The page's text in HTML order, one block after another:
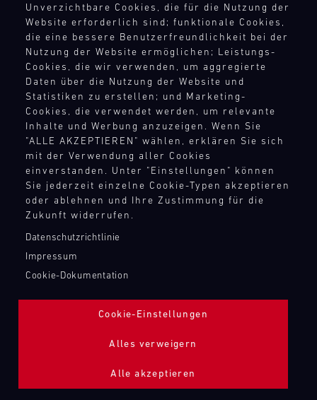
Unverzichtbare Cookies, die für die Nutzung der
Website erforderlich sind; funktionale Cookies,
die eine bessere Benutzerfreundlichkeit bei der
Nutzung der Website ermöglichen; Leistungs-
Cookies, die wir verwenden, um aggregierte
Daten über die Nutzung der Website und
Statistiken zu erstellen; und Marketing-
Cookies, die verwendet werden, um relevante
Inhalte und Werbung anzuzeigen. Wenn Sie
"ALLE AKZEPTIEREN" wählen, erklären Sie sich
mit der Verwendung aller Cookies
einverstanden. Unter "Einstellungen" können
Sie jederzeit einzelne Cookie-Typen akzeptieren
oder ablehnen und Ihre Zustimmung für die
Zukunft widerrufen.
Datenschutzrichtlinie
Impressum
Cookie-Dokumentation
Cookie-Einstellungen
Alles verweigern
Alle akzeptieren
TANKBEFÜLLUNG ZAPFPISTOLE
Bild